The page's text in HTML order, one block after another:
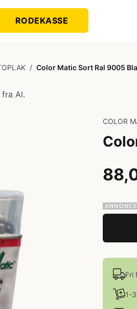
RODEKASSE
/ Color Matic Sort Ral 9005
AI.
COLOR
Fri
1-